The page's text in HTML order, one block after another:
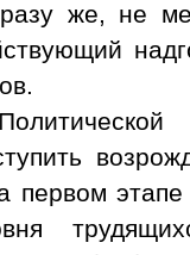
же, не
первом этапе